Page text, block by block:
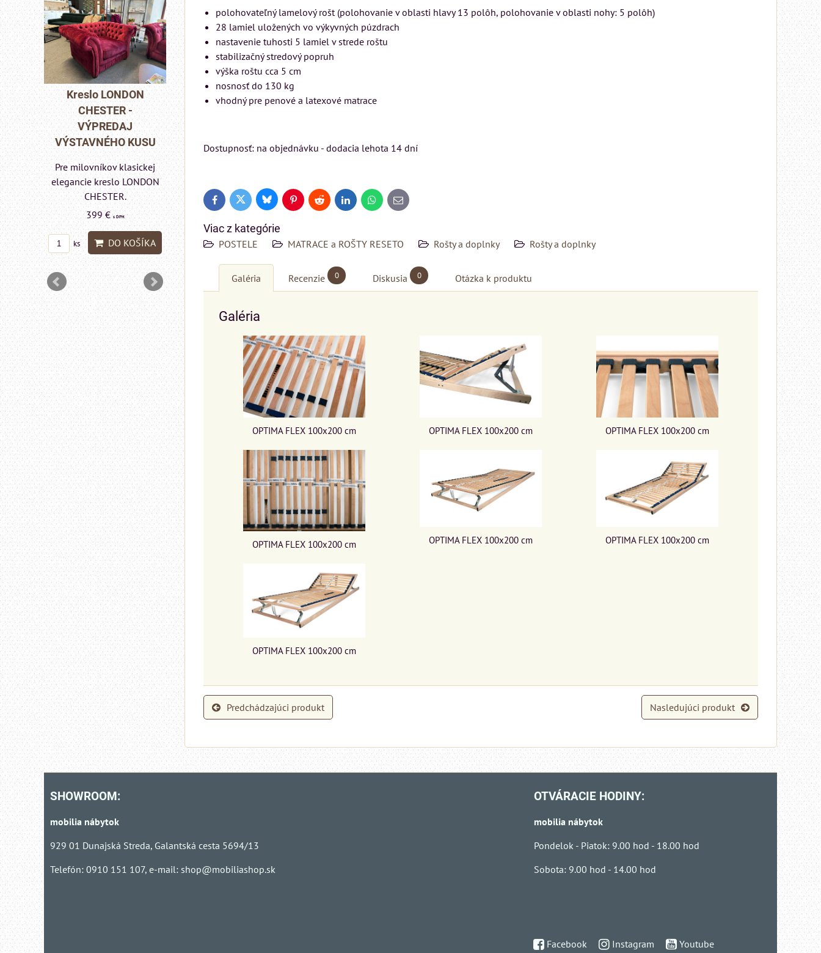
polohovateľný lamelový rošt (polohovanie v oblasti hlavy 13 polôh, polohovanie v oblasti nohy: 5 polôh)
28 lamiel uložených vo výkyvných púzdrach
nastavenie tuhosti 5 lamiel v strede roštu
stabilizačný stredový popruh
výška roštu cca 5 cm
nosnosť do 130 kg
vhodný pre penové a latexové matrace
Dostupnosť: na objednávku - dodacia lehota 14 dní
FacebookTwitter BlueskyPinterestReddit LinkedInWhatsApp
E-
mail
Viac z kategórie
POSTELE MATRACE a ROŠTY RESETO Rošty a doplnky Rošty a doplnky
Galéria Recenzie 0 Diskusia 0 Otázka k produktu
Galéria
OPTIMA FLEX 100x200 cm OPTIMA FLEX 100x200 cm OPTIMA FLEX 100x200 cm
OPTIMA FLEX 100x200 cm OPTIMA FLEX 100x200 cm OPTIMA FLEX 100x200 cm
OPTIMA FLEX 100x200 cm
Predchádzajúci produkt Nasledujúci produkt
a
Kreslo LONDON
CHESTER -
VÝPREDAJ
VÝSTAVNÉHO KUSU
Pre milovníkov klasickej
elegancie kreslo LONDON
CHESTER.
399 €s DPH
ks DO KOŠÍKA
MIZAR - talianský
matrac 175x200 cm
ponúka...
ks DO KOŠÍKA
Pohovka LONDON
VÝSTAVNÉHO KUSU
pohovka LONDON
CHESTER.
ks DO KOŠÍKA
SHOWROOM:
mobilia nábytok
929 01 Dunajská Streda, Galantská cesta 5694/13
Telefón: 0910 151 107, e-mail: shop@mobiliashop.sk
OTVÁRACIE HODINY:
mobilia nábytok
Pondelok - Piatok: 9.00 hod - 18.00 hod
Sobota: 9.00 hod - 14.00 hod
Facebook Instagram Youtube